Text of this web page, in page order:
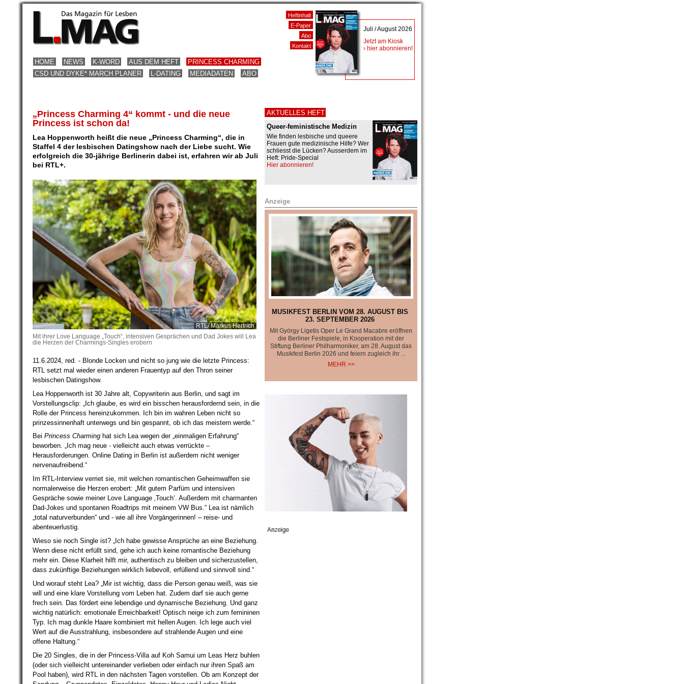
HOME NEWS K-WORD AUS DEM HEFT
PRINCESS CHARMING
CSD UND DYKE* MARCH PLANER
L-DATING MEDIADATEN ABO
„Princess Charming 4“ kommt - und die neue
Princess ist schon da!
Lea Hoppenworth heißt die neue „Princess Charming“, die in
Staffel 4 der lesbischen Datingshow nach der Liebe sucht. Wie
erfolgreich die 30-jährige Berlinerin dabei ist, erfahren wir ab Juli
bei RTL+.
RTL/ Markus Hertrich
Mit ihrer Love Language „Touch“, intensiven Gesprächen und Dad Jokes will Lea
die Herzen der Charmings-Singles erobern
11.6.2024, red. - Blonde Locken und nicht so jung wie die letzte Princess:
RTL setzt mal wieder einen anderen Frauentyp auf den Thron seiner
lesbischen Datingshow.
Lea Hoppenworth ist 30 Jahre alt, Copywriterin aus Berlin, und sagt im
Vorstellungsclip: „Ich glaube, es wird ein bisschen herausfordernd sein, in die
Rolle der Princess hereinzukommen. Ich bin im wahren Leben nicht so
prinzessinnenhaft unterwegs und bin gespannt, ob ich das meistern werde.“
Bei Princess Charming hat sich Lea wegen der „einmaligen Erfahrung“
beworben. „Ich mag neue - vielleicht auch etwas verrückte –
Herausforderungen. Online Dating in Berlin ist außerdem nicht weniger
nervenaufreibend.“
Im RTL-Interview verriet sie, mit welchen romantischen Geheimwaffen sie
normalerweise die Herzen erobert: „Mit gutem Parfüm und intensiven
Gespräche sowie meiner Love Language ‚Touch‘. Außerdem mit charmanten
Dad-Jokes und spontanen Roadtrips mit meinem VW Bus.“ Lea ist nämlich
„total naturverbunden“ und - wie all ihre Vorgängerinnen! – reise- und
abenteuerlustig.
Wieso sie noch Single ist? „Ich habe gewisse Ansprüche an eine Beziehung.
Wenn diese nicht erfüllt sind, gehe ich auch keine romantische Beziehung
mehr ein. Diese Klarheit hilft mir, authentisch zu bleiben und sicherzustellen,
dass zukünftige Beziehungen wirklich liebevoll, erfüllend und sinnvoll sind.“
Und worauf steht Lea? „Mir ist wichtig, dass die Person genau weiß, was sie
will und eine klare Vorstellung vom Leben hat. Zudem darf sie auch gerne
frech sein. Das fördert eine lebendige und dynamische Beziehung. Und ganz
wichtig natürlich: emotionale Erreichbarkeit! Optisch neige ich zum femininen
Typ. Ich mag dunkle Haare kombiniert mit hellen Augen. Ich lege auch viel
Wert auf die Ausstrahlung, insbesondere auf strahlende Augen und eine
offene Haltung.“
Die 20 Singles, die in der Princess-Villa auf Koh Samui um Leas Herz buhlen
(oder sich vielleicht untereinander verlieben oder einfach nur ihren Spaß am
Pool haben), wird RTL in den nächsten Tagen vorstellen. Ob am Konzept der
AKTUELLES HEFT
Queer-feministische Medizin
Wie finden lesbische und queere
Frauen gute medizinische Hilfe? Wer
schliesst die Lücken? Ausserdem im
Heft: Pride-Special
Hier abonnieren!
Anzeige
MUSIKFEST BERLIN VOM 28. AUGUST BIS
23. SEPTEMBER 2026
Mit György Ligetis Oper Le Grand Macabre eröffnen
die Berliner Festspiele, in Kooperation mit der
Stiftung Berliner Philharmoniker, am 28. August das
Musikfest Berlin 2026 und feiern zugleich ihr ...
MEHR >>
Heftinhalt
E-Paper
Abo
Kontakt
Juli / August 2026
Jetzt am Kiosk
› hier abonnieren!